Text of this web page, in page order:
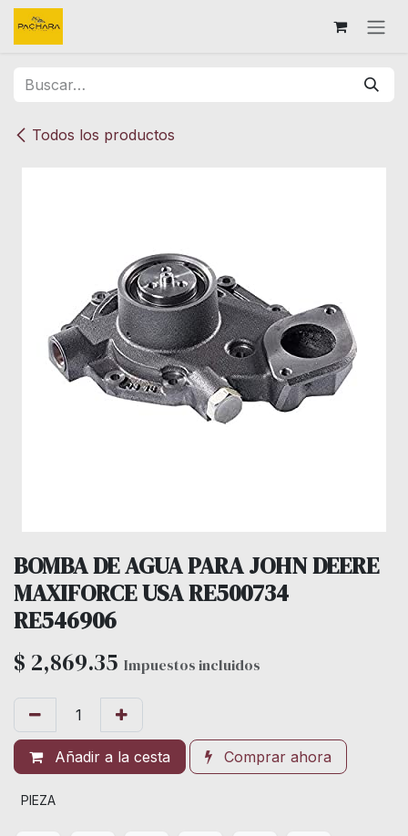
Ir al contenido
Todos los productos
BOMBA DE AGUA PARA JOHN DEERE
MAXIFORCE USA RE500734
RE546906
$ 2,869.35 Impuestos incluidos
Añadir a la cesta Comprar ahora
PIEZA